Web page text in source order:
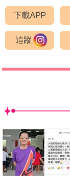
下載APP
追蹤